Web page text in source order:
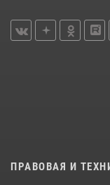
ПРАВОВАЯ И